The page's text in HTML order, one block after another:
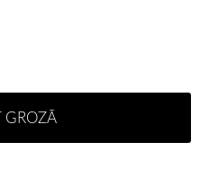
GROZĀ